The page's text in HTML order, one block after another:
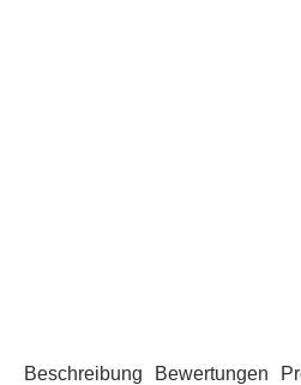
Beschreibung Bewertungen